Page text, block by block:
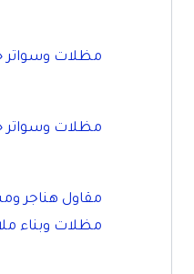
مظلات وسواتر
مظلات وسواتر
مقاول هناجر
مظلات وبناء